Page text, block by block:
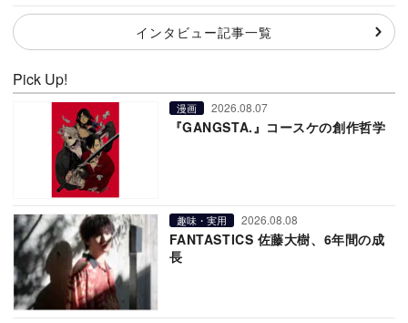
インタビュー記事一覧
Pick Up!
漫画 2026.08.07
『GANGSTA.』コースケの創作哲学
趣味・実用 2026.08.08
FANTASTICS 佐藤大樹、6年間の成
長